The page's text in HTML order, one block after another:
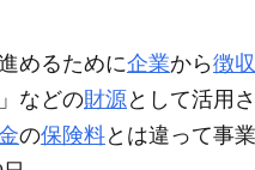
めるために企業から徴収
」などの財源として活用さ
の保険料とは違って事